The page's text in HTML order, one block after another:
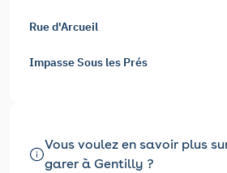
Rue d'Arcueil
Impasse Sous les Prés
Vous voulez en savoir plus
garer à Gentilly ?